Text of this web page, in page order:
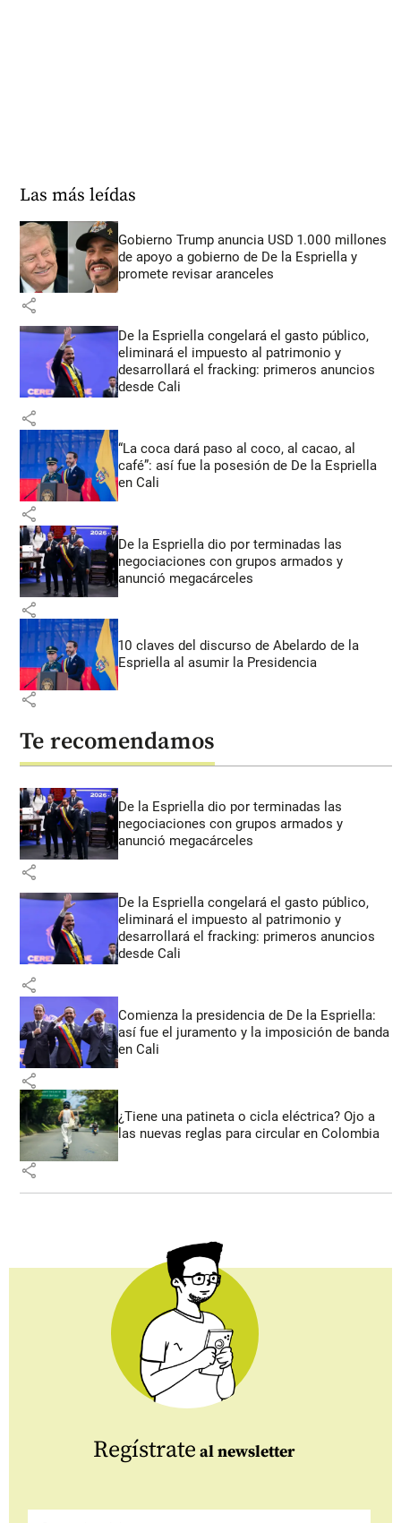
Las más leídas
Gobierno Trump anuncia USD 1.000 millones
de apoyo a gobierno de De la Espriella y
promete revisar aranceles
share
De la Espriella congelará el gasto público,
eliminará el impuesto al patrimonio y
desarrollará el fracking: primeros anuncios
desde Cali
share
“La coca dará paso al coco, al cacao, al
café”: así fue la posesión de De la Espriella
en Cali
share
De la Espriella dio por terminadas las
negociaciones con grupos armados y
anunció megacárceles
share
10 claves del discurso de Abelardo de la
Espriella al asumir la Presidencia
share
Te recomendamos
De la Espriella dio por terminadas las
negociaciones con grupos armados y
anunció megacárceles
share
De la Espriella congelará el gasto público,
eliminará el impuesto al patrimonio y
desarrollará el fracking: primeros anuncios
desde Cali
share
Comienza la presidencia de De la Espriella:
así fue el juramento y la imposición de banda
en Cali
share
¿Tiene una patineta o cicla eléctrica? Ojo a
las nuevas reglas para circular en Colombia
share
Regístrate al newsletter